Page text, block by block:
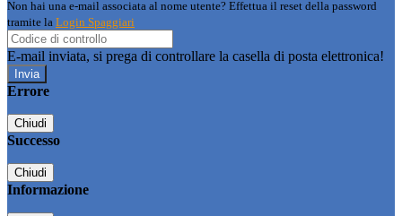
Non hai una e-mail associata al nome utente? Effettua il reset della password
tramite la Login Spaggiari
E-mail inviata, si prega di controllare la casella di posta elettronica!
Errore
Chiudi
Successo
Chiudi
Informazione